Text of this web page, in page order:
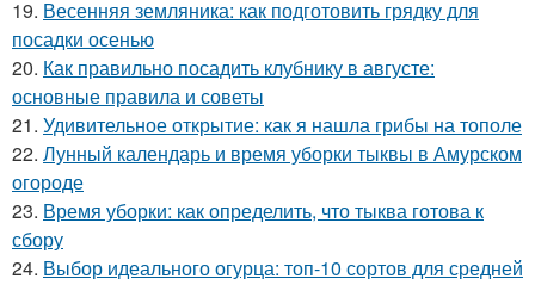
19. Весенняя земляника: как подготовить грядку для
посадки осенью
20. Как правильно посадить клубнику в августе:
основные правила и советы
21. Удивительное открытие: как я нашла грибы на тополе
22. Лунный календарь и время уборки тыквы в Амурском
огороде
23. Время уборки: как определить, что тыква готова к
сбору
24. Выбор идеального огурца: топ-10 сортов для средней